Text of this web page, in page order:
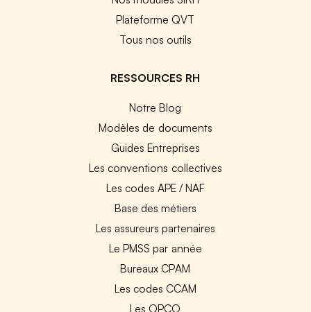
Plateforme QVT
Tous nos outils
RESSOURCES RH
Notre Blog
Modèles de documents
Guides Entreprises
Les conventions collectives
Les codes APE / NAF
Base des métiers
Les assureurs partenaires
Le PMSS par année
Bureaux CPAM
Les codes CCAM
Les OPCO